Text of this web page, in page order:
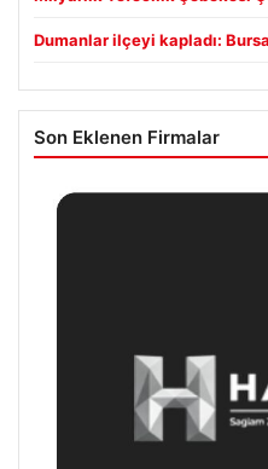
Dumanlar ilçeyi kapladı:
Son Eklenen Firmalar